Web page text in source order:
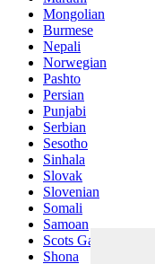
Mongolian
Burmese
Nepali
Norwegian
Pashto
Persian
Punjabi
Serbian
Sesotho
Sinhala
Slovak
Slovenian
Somali
Samoan
Scots Gaelic
Shona